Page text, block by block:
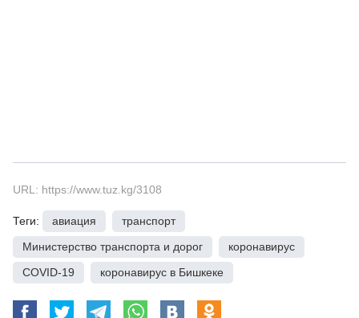
URL: https://www.tuz.kg/3108
Теги: авиация транспорт
Министерство транспорта и дорог
коронавирус
COVID-19
коронавирус в Бишкеке